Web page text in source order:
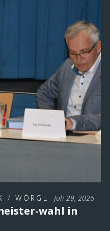
/WÖRGL Juli 29, 2026
wahl in